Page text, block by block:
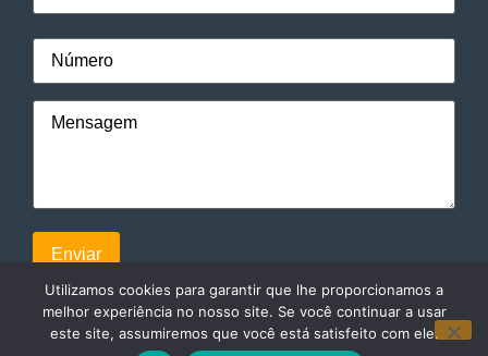
Utilizamos cookies para garantir que lhe proporcionamos a
melhor experiência no nosso site. Se você continuar a usar
este site, assumiremos que você está satisfeito com ele.